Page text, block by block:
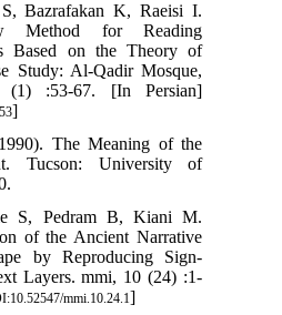
Bazrafakan K, Raeisi I.
Method for Reading
Based on the Theory of
Study: Al-Qadir Mosque,
:53-67. [In Persian]
]
The Meaning of the
Tucson: University of
S, Pedram B, Kiani M.
of the Ancient Narrative
by Reproducing Sign-
Layers. mmi, 10 (24) :1-
mmi.10.24.1]